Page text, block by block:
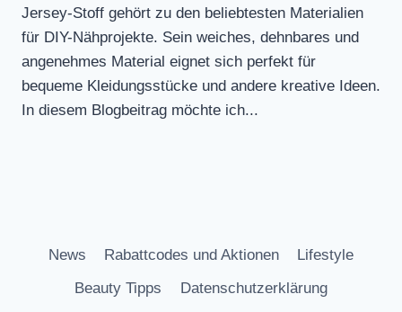
Jersey-Stoff gehört zu den beliebtesten Materialien
für DIY-Nähprojekte. Sein weiches, dehnbares und
angenehmes Material eignet sich perfekt für
bequeme Kleidungsstücke und andere kreative Ideen.
In diesem Blogbeitrag möchte ich...
News Rabattcodes und Aktionen
Lifestyle
Beauty Tipps
Datenschutzerklärung